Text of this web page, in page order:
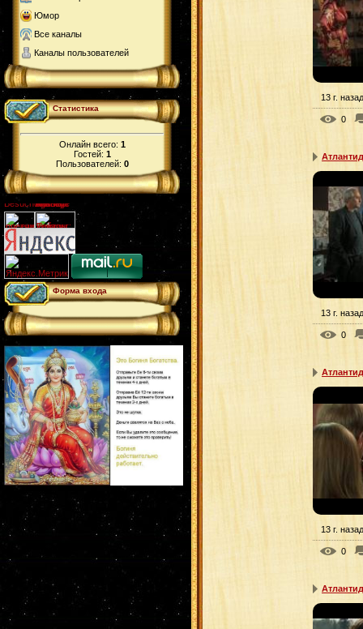
Юмор
Все каналы
Каналы пользователей
Статистика
Онлайн всего: 1
Гостей: 1
Пользователей: 0
Форма входа
13 г. назад
0
13 г. назад
0
13 г. назад
0